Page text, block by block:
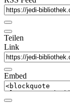
Teilen
Link
Embed